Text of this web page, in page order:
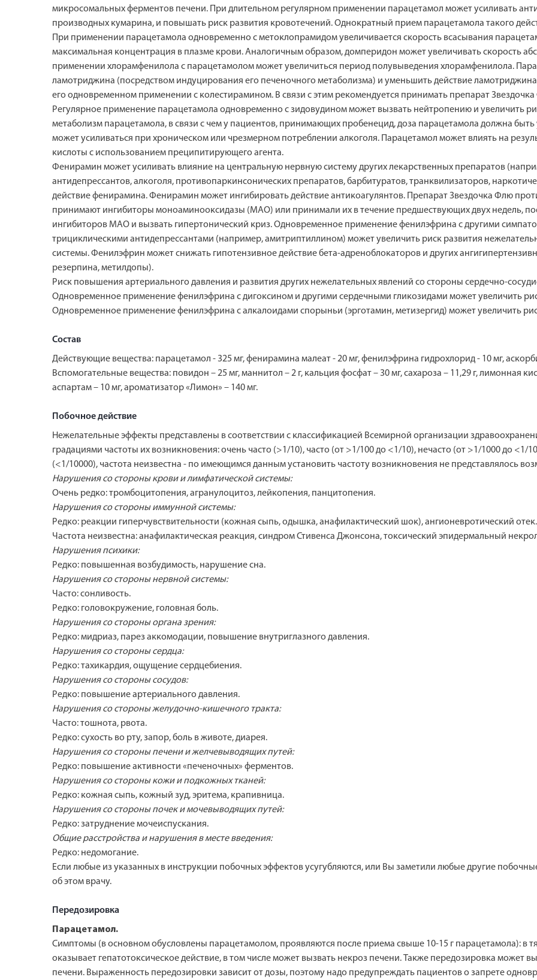
микросомальных ферментов печени. При длительном регулярном применении парацетамол может усиливать
производных кумарина, и повышать риск развития кровотечений. Однократный прием парацетамола такого
При применении парацетамола одновременно с метоклопрамидом увеличивается скорость всасывания
максимальная концентрация в плазме крови. Аналогичным образом, домперидон может увеличивать скорость
применении хлорамфенилола с парацетамолом может увеличиться период полувыведения хлорамфенилола.
ламотриджина (посредством индуцирования его печеночного метаболизма) и уменьшить действие
его одновременном применении с колестирамином. В связи с этим рекомендуется принимать препарат
Регулярное применение парацетамола одновременно с зидовудином может вызвать нейтропению и увеличить
метаболизм парацетамола, в связи с чем у пациентов, принимающих пробенецид, доза парацетамола должна
может усиливаться при хроническом или чрезмерном потреблении алкоголя. Парацетамол может влиять на
кислоты с использованием преципитирующего агента.
Фенирамин может усиливать влияние на центральную нервную систему других лекарственных препаратов
антидепрессантов, алкоголя, противопаркинсонических препаратов, барбитуратов, транквилизаторов,
действие фенирамина. Фенирамин может ингибировать действие антикоагулянтов. Препарат Звездочка Флю
принимают ингибиторы моноаминооксидазы (МАО) или принимали их в течение предшествующих двух недель,
ингибиторов МАО и вызвать гипертонический криз. Одновременное применение фенилэфрина с другими
трициклическими антидепрессантами (например, амитриптиллином) может увеличить риск развития
системы. Фенилэфрин может снижать гипотензивное действие бета-адреноблокаторов и других
резерпина, метилдопы).
Риск повышения артериального давления и развития других нежелательных явлений со стороны сердечно-
Одновременное применение фенилэфрина с дигоксином и другими сердечными гликозидами может увеличить
Одновременное применение фенилэфрина с алкалоидами спорыньи (эрготамин, метизергид) может увеличить
Состав
Действующие вещества: парацетамол - 325 мг, фенирамина малеат - 20 мг, фенилэфрина гидрохлорид - 10 мг,
Вспомогательные вещества: повидон – 25 мг, маннитол – 2 г, кальция фосфат – 30 мг, сахароза – 11,29 г, лимонная
аспартам – 10 мг, ароматизатор «Лимон» – 140 мг.
Побочное действие
Нежелательные эффекты представлены в соответствии с классификацией Всемирной организации
градациями частоты их возникновения: очень часто (>1/10), часто (от >1/100 до <1/10), нечасто (от >1/1000 до <1/
(<1/10000), частота неизвестна - по имеющимся данным установить частоту возникновения не представлялось
Нарушения со стороны крови и лимфатической системы:
Очень редко: тромбоцитопения, агранулоцитоз, лейкопения, панцитопения.
Нарушения со стороны иммунной системы:
Редко: реакции гиперчувствительности (кожная сыпь, одышка, анафилактический шок), ангионевротический отек.
Частота неизвестна: анафилактическая реакция, синдром Стивенса Джонсона, токсический эпидермальный
Нарушения психики:
Редко: повышенная возбудимость, нарушение сна.
Нарушения со стороны нервной системы:
Часто: сонливость.
Редко: головокружение, головная боль.
Нарушения со стороны органа зрения:
Редко: мидриаз, парез аккомодации, повышение внутриглазного давления.
Нарушения со стороны сердца:
Редко: тахикардия, ощущение сердцебиения.
Нарушения со стороны сосудов:
Редко: повышение артериального давления.
Нарушения со стороны желудочно-кишечного тракта:
Часто: тошнота, рвота.
Редко: сухость во рту, запор, боль в животе, диарея.
Нарушения со стороны печени и желчевыводящих путей:
Редко: повышение активности «печеночных» ферментов.
Нарушения со стороны кожи и подкожных тканей:
Редко: кожная сыпь, кожный зуд, эритема, крапивница.
Нарушения со стороны почек и мочевыводящих путей:
Редко: затруднение мочеиспускания.
Общие расстройства и нарушения в месте введения:
Редко: недомогание.
Если любые из указанных в инструкции побочных эффектов усугубляются, или Вы заметили любые другие
об этом врачу.
Передозировка
Парацетамол.
Симптомы (в основном обусловлены парацетамолом, проявляются после приема свыше 10-15 г парацетамола): в
оказывает гепатотоксическое действие, в том числе может вызвать некроз печени. Также передозировка
печени. Выраженность передозировки зависит от дозы, поэтому надо предупреждать пациентов о запрете